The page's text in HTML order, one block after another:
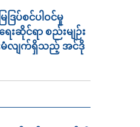
ဒြပ်စင်ပါဝင်မှု
းဆိုင်ရာ စည်းမျဉ်း
းမံလျက်ရှိသည့် အင်ဒို